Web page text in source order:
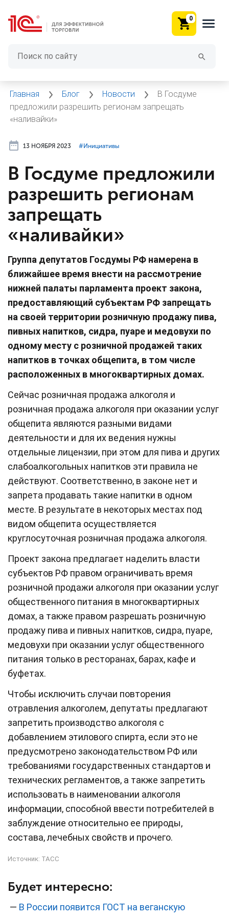
0
Главная Блог Новости
В Госдуме
предложили разрешить регионам запрещать
«наливайки»
13 НОЯБРЯ 2023 #⁣Инициативы
В Госдуме предложили
разрешить регионам
запрещать
«наливайки»
Группа депутатов Госдумы РФ намерена в
ближайшее время внести на рассмотрение
нижней палаты парламента проект закона,
предоставляющий субъектам РФ запрещать
на своей территории розничную продажу пива,
пивных напитков, сидра, пуаре и медовухи по
одному месту с розничной продажей таких
напитков в точках общепита, в том числе
расположенных в многоквартирных домах.
Сейчас розничная продажа алкоголя и
розничная продажа алкоголя при оказании услуг
общепита являются разными видами
деятельности и для их ведения нужны
отдельные лицензии, при этом для пива и других
слабоалкогольных напитков эти правила не
действуют. Соответственно, в законе нет и
запрета продавать такие напитки в одном
месте. В результате в некоторых местах под
видом общепита осуществляется
круглосуточная розничная продажа алкоголя.
Проект закона предлагает наделить власти
субъектов РФ правом ограничивать время
розничной продажи алкоголя при оказании услуг
общественного питания в многоквартирных
домах, а также правом разрешать розничную
продажу пива и пивных напитков, сидра, пуаре,
медовухи при оказании услуг общественного
питания только в ресторанах, барах, кафе и
буфетах.
Чтобы исключить случаи повторения
отравления алкоголем, депутаты предлагают
запретить производство алкоголя с
добавлением этилового спирта, если это не
предусмотрено законодательством РФ или
требованиями государственных стандартов и
технических регламентов, а также запретить
использовать в наименовании алкоголя
информации, способной ввести потребителей в
заблуждение относительно ее природы,
состава, лечебных свойств и прочего.
Источник: ТАСС
Будет интересно:
— В России появится ГОСТ на веганскую